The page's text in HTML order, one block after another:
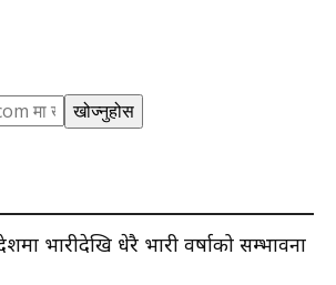
खोज्नुहोस
भारीदेखि धेरै भारी वर्षाको सम्भावना